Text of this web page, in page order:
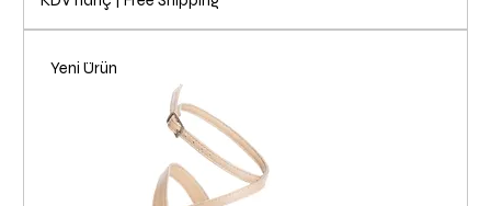
Yeni Ürün